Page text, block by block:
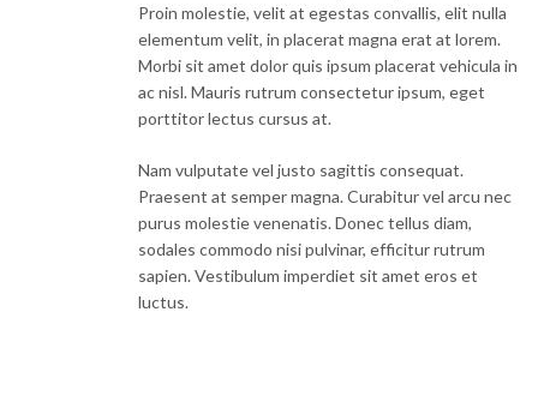
Proin molestie, velit at egestas convallis, elit nulla
elementum velit, in placerat magna erat at lorem.
Morbi sit amet dolor quis ipsum placerat vehicula in
ac nisl. Mauris rutrum consectetur ipsum, eget
porttitor lectus cursus at.
Nam vulputate vel justo sagittis consequat.
Praesent at semper magna. Curabitur vel arcu nec
purus molestie venenatis. Donec tellus diam,
sodales commodo nisi pulvinar, efficitur rutrum
sapien. Vestibulum imperdiet sit amet eros et
luctus.